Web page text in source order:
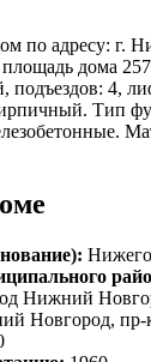
по адресу: г.
дома
подъездов: 4,
Тип
Нижний
Новгород, пр-